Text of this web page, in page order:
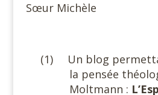
Sœur Michèle
(1)
Un blog
la pensée
Moltmann :